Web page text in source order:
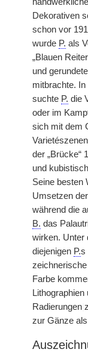
Dekorativen
schon vor
wurde P. als
„Blauen
und
mitbrachte.
suchte P. die
oder im
sich mit dem
der „Brücke“
und
Seine besten
Umsetzen
während die
B. das
wirken. Unter
diejenigen P.s
Farbe
Radierungen
zur Gänze